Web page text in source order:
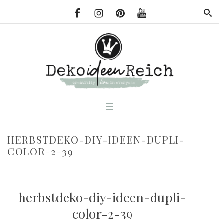
HERBSTDEKO-DIY-IDEEN-DUPLI-
COLOR-2-39
herbstdeko-diy-ideen-dupli-
color-2-39